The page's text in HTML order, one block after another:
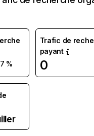
%
Trafic de
payant
0